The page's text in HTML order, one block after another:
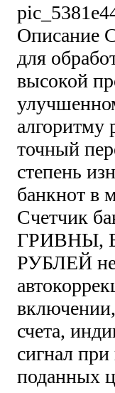
Описание
для
высокой
алгоритму
точный
степень
банкнот в
Счетчик
ГРИВНЫ,
РУБЛЕЙ
счета,
сигнал
поданных